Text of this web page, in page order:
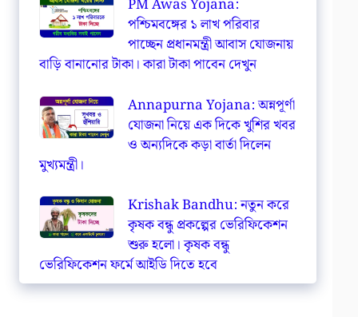
PM Awas Yojana:
পশ্চিমবঙ্গের ১ লাখ পরিবার
পাচ্ছেন প্রধানমন্ত্রী আবাস যোজনায়
বাড়ি বানানোর টাকা। কারা টাকা পাবেন দেখুন
Annapurna Yojana: অন্নপূর্ণা
যোজনা নিয়ে এক দিকে খুশির খবর
ও অন্যদিকে কড়া বার্তা দিলেন
মুখ্যমন্ত্রী।
Krishak Bandhu: নতুন করে
কৃষক বন্ধু প্রকল্পের ভেরিফিকেশন
শুরু হলো। কৃষক বন্ধু
ভেরিফিকেশন ফর্মে আইডি দিতে হবে